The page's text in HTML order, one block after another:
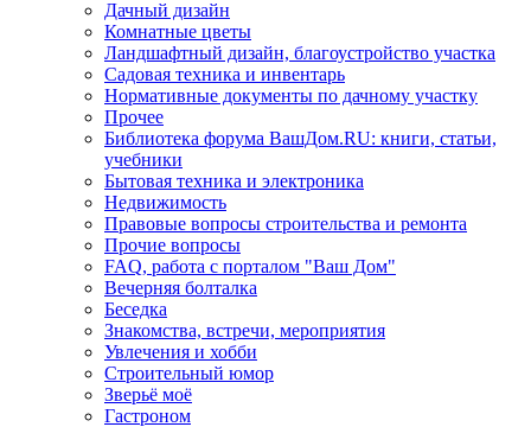
Дачный дизайн
Комнатные цветы
Ландшафтный дизайн, благоустройство участка
Садовая техника и инвентарь
Нормативные документы по дачному участку
Прочее
Библиотека форума ВашДом.RU: книги, статьи,
учебники
Бытовая техника и электроника
Недвижимость
Правовые вопросы строительства и ремонта
Прочие вопросы
FAQ, работа с порталом "Ваш Дом"
Вечерняя болталка
Беседка
Знакомства, встречи, мероприятия
Увлечения и хобби
Строительный юмор
Зверьё моё
Гастроном